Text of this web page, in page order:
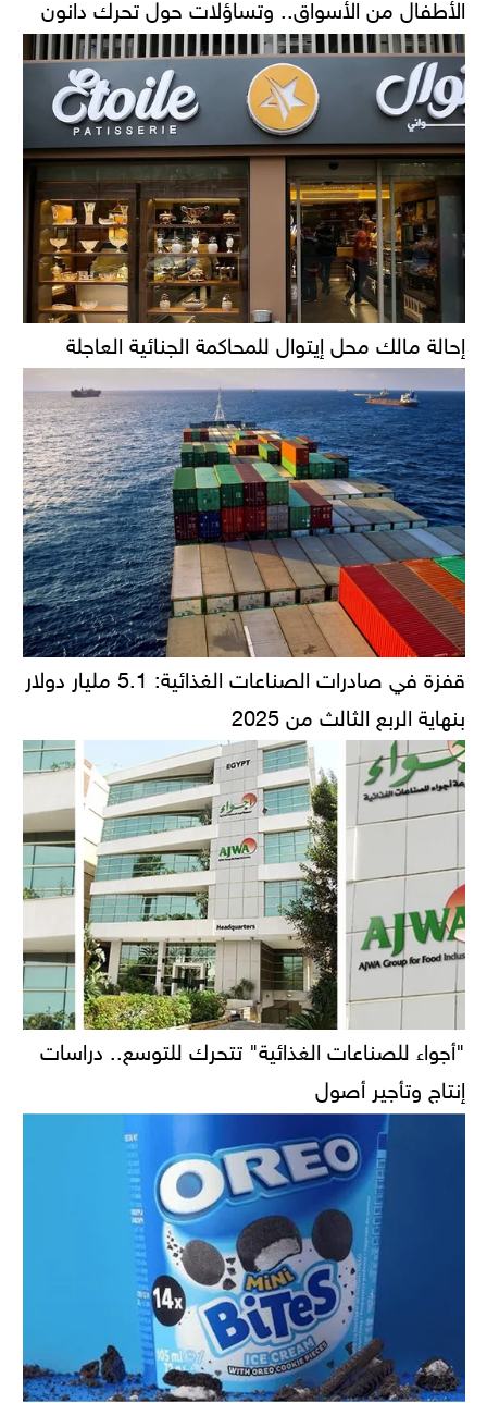
إحالة مالك محل إيتوال للمحاكمة الجنائية العاجلة
قفزة في صادرات الصناعات الغذائية: 5.1 مليار دولار
بنهاية الربع الثالث من 2025
"أجواء للصناعات الغذائية" تتحرك للتوسع.. دراسات
إنتاج وتأجير أصول